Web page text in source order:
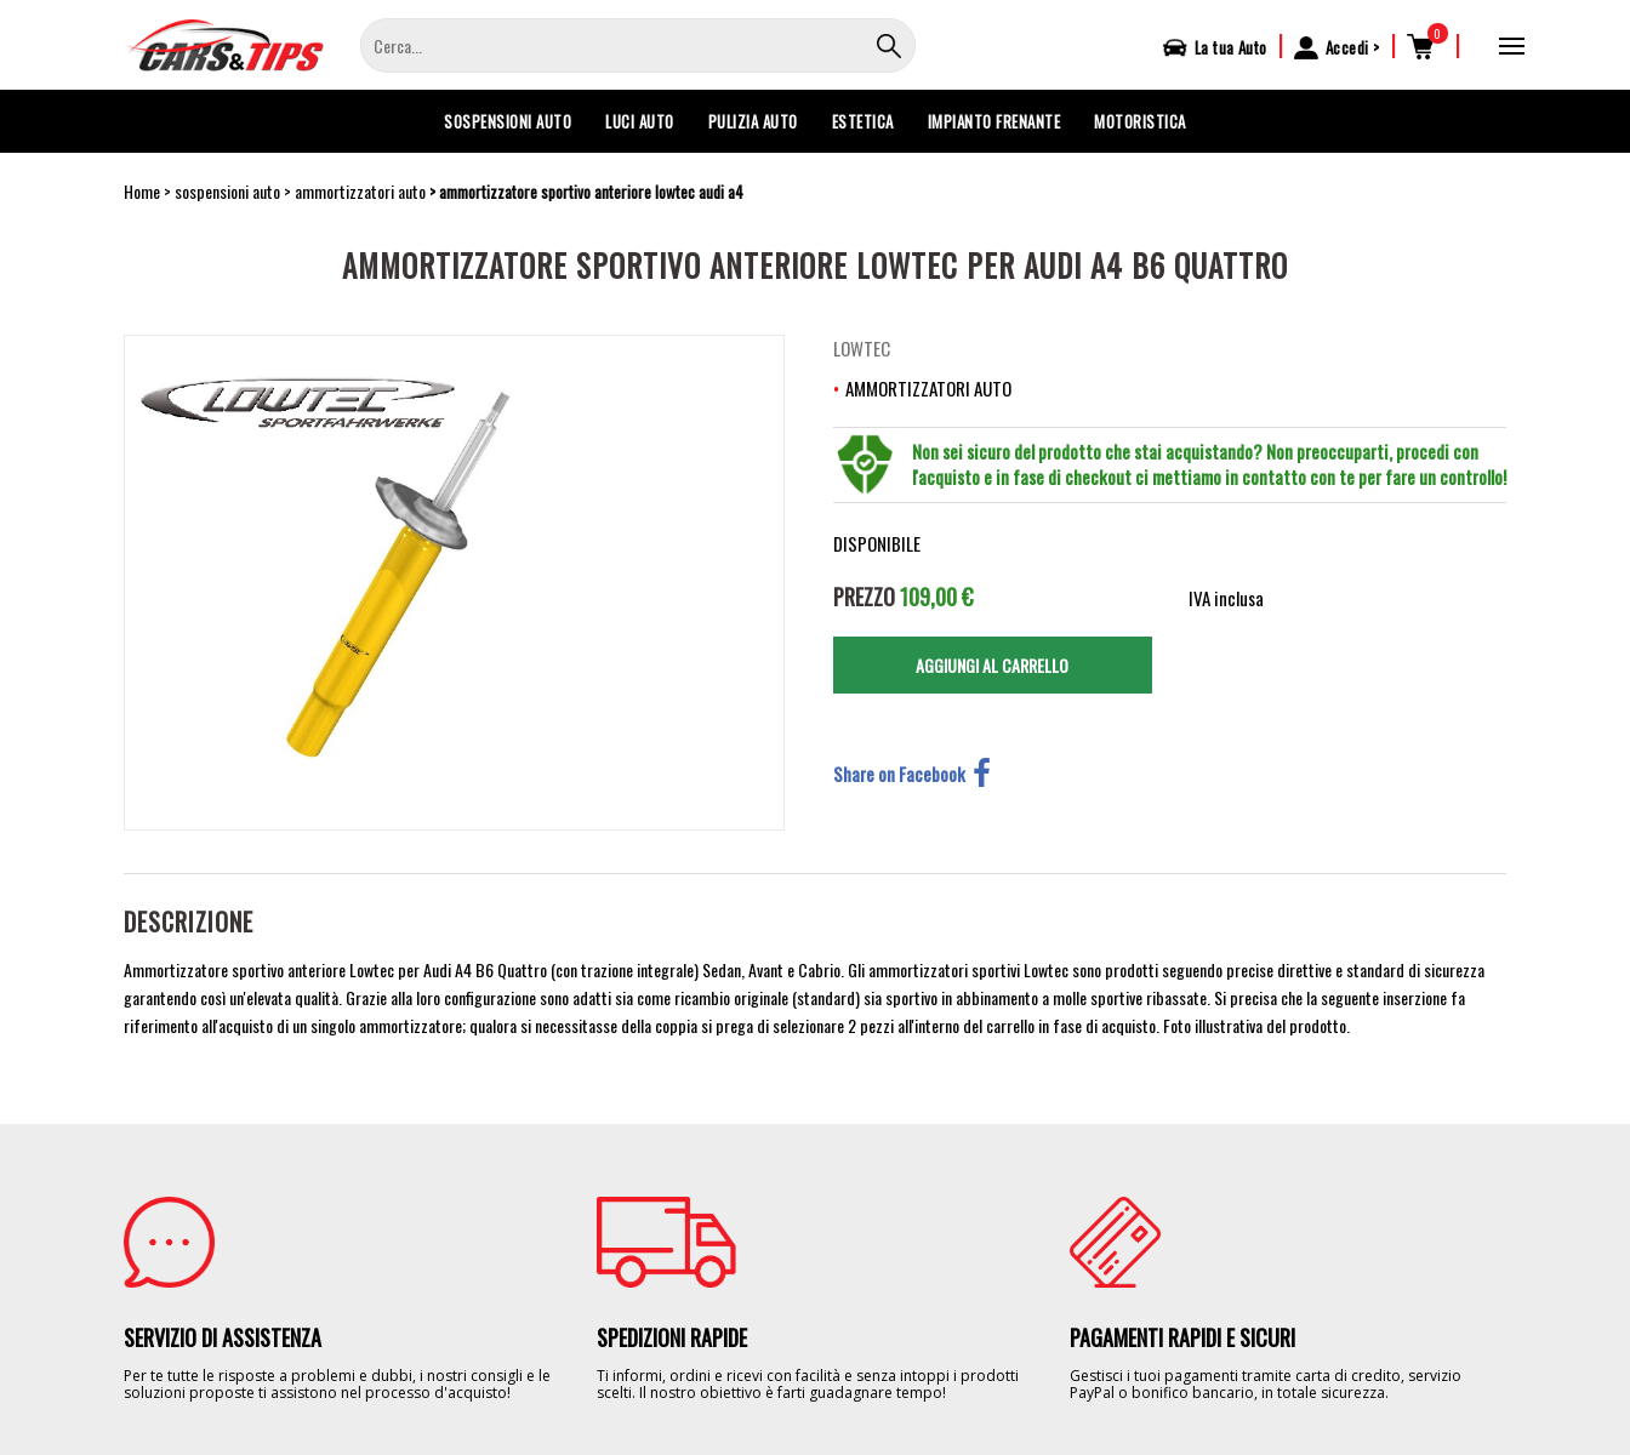
principale
La tua Auto | Accedi | 0 |
SOSPENSIONI AUTO LUCI AUTO PULIZIA AUTO ESTETICA IMPIANTO FRENANTE MOTORISTICA
Home sospensioni auto ammortizzatori auto ammortizzatore sportivo anteriore lowtec audi a4
AMMORTIZZATORE SPORTIVO ANTERIORE LOWTEC PER AUDI A4 B6 QUATTRO
LOWTEC
AMMORTIZZATORI AUTO
Non sei sicuro del prodotto che stai acquistando? Non preoccuparti, procedi con
l'acquisto e in fase di checkout ci mettiamo in contatto con te per fare un controllo!
DISPONIBILE
PREZZO109,00 € IVA inclusa
Share on Facebook
DESCRIZIONE
Ammortizzatore sportivo anteriore Lowtec per Audi A4 B6 Quattro (con trazione integrale) Sedan, Avant e Cabrio. Gli ammortizzatori sportivi Lowtec sono prodotti seguendo precise direttive e standard di sicurezza
garantendo così un'elevata qualità. Grazie alla loro configurazione sono adatti sia come ricambio originale (standard) sia sportivo in abbinamento a molle sportive ribassate. Si precisa che la seguente inserzione fa
riferimento all'acquisto di un singolo ammortizzatore; qualora si necessitasse della coppia si prega di selezionare 2 pezzi all'interno del carrello in fase di acquisto. Foto illustrativa del prodotto.
Image
SERVIZIO DI ASSISTENZA
Per te tutte le risposte a problemi e dubbi, i nostri consigli e le
soluzioni proposte ti assistono nel processo d'acquisto!
Image
SPEDIZIONI RAPIDE
Ti informi, ordini e ricevi con facilità e senza intoppi i prodotti
scelti. Il nostro obiettivo è farti guadagnare tempo!
Image
PAGAMENTI RAPIDI E SICURI
Gestisci i tuoi pagamenti tramite carta di credito, servizio
PayPal o bonifico bancario, in totale sicurezza.